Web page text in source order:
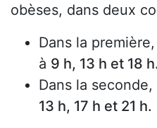
obèses, dans deux
Dans la
à 9 h, 13 h et 18
Dans la
13 h, 17 h et 21 h.